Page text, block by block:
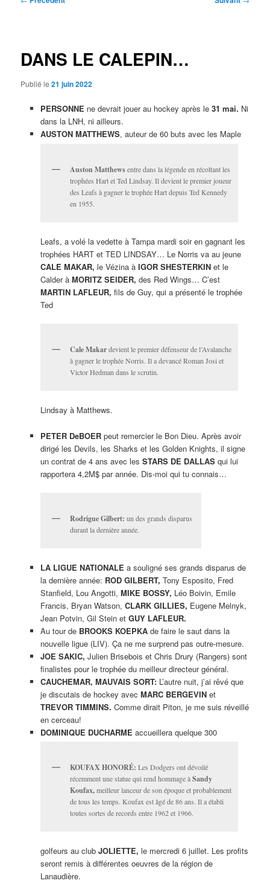
DANS LE CALEPIN…
Publié le21 juin 2022
PERSONNE ne devrait jouer au hockey après le 31 mai. Ni
dans la LNH, ni ailleurs.
AUSTON MATTHEWS, auteur de 60 buts avec les Maple
Auston Matthewsentre dans la légende en récoltant les
trophées Hart et Ted Lindsay. Il devient le premier joueur
des Leafs à gagner le trophée Hart depuis Ted Kennedy
en 1955.
Leafs, a volé la vedette à Tampa mardi soir en gagnant les
trophées HART et TED LINDSAY… Le Norris va au jeune
CALE MAKAR, le Vézina à IGOR SHESTERKINet le
Calder à MORITZ SEIDER, des Red Wings… C’est
MARTIN LAFLEUR, fils de Guy, qui a présenté le trophée
Ted
Cale Makardevient le premier défenseur de l’Avalanche
à gagner le trophée Norris. Il a devancé Roman Josi et
Victor Hedman dans le scrutin.
Lindsay à Matthews.
PETER DeBOER peut remercier le Bon Dieu. Après avoir
dirigé les Devils, les Sharks et les Golden Knights, il signe
un contrat de 4 ans avec les STARS DE DALLASqui lui
rapportera 4,2M$ par année. Dis-moi qui tu connais…
Rodrigue Gilbert: un des grands disparus
durant la dernière année.
LA LIGUE NATIONALE a souligné ses grands disparus de
la dernière année: ROD GILBERT, Tony Esposito, Fred
Stanfield, Lou Angotti, MIKE BOSSY, Léo Boivin, Emile
Francis, Bryan Watson, CLARK GILLIES, Eugene Melnyk,
Jean Potvin, Gil Stein et GUY LAFLEUR.
Au tour de BROOKS KOEPKA de faire le saut dans la
nouvelle ligue (LIV). Ça ne me surprend pas outre-mesure.
JOE SAKIC, Julien Brisebois et Chris Drury (Rangers) sont
finalistes pour le trophée du meilleur directeur général.
CAUCHEMAR, MAUVAIS SORT: L’autre nuit, j’ai rêvé que
je discutais de hockey avec MARC BERGEVINet
TREVOR TIMMINS. Comme dirait Piton, je me suis réveillé
en cerceau!
DOMINIQUE DUCHARME accueillera quelque 300
KOUFAX HONORÉ: Les Dodgers ont dévoilé
récemment une statue qui rend hommage àSandy
Koufax,meilleur lanceur de son époque et probablement
de tous les temps. Koufax est âgé de 86 ans. Il a établi
toutes sortes de records entre 1962 et 1966.
golfeurs au club JOLIETTE, le mercredi 6 juillet. Les profits
seront remis à différentes oeuvres de la région de
Lanaudière.